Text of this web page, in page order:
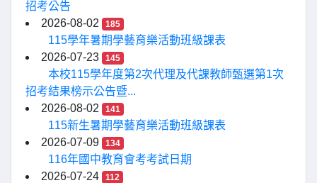
招考公告
2026-08-02
185
115學年暑期學藝育樂活動班級課表
2026-07-23
145
本校115學年度第2次代理及代課教師甄選第1次
招考結果榜示公告暨...
2026-08-02
141
115新生暑期學藝育樂活動班級課表
2026-07-09
134
116年國中教育會考考試日期
2026-07-24
112